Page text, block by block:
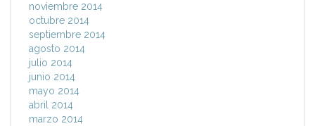
noviembre 2014
octubre 2014
septiembre 2014
agosto 2014
julio 2014
junio 2014
mayo 2014
abril 2014
marzo 2014